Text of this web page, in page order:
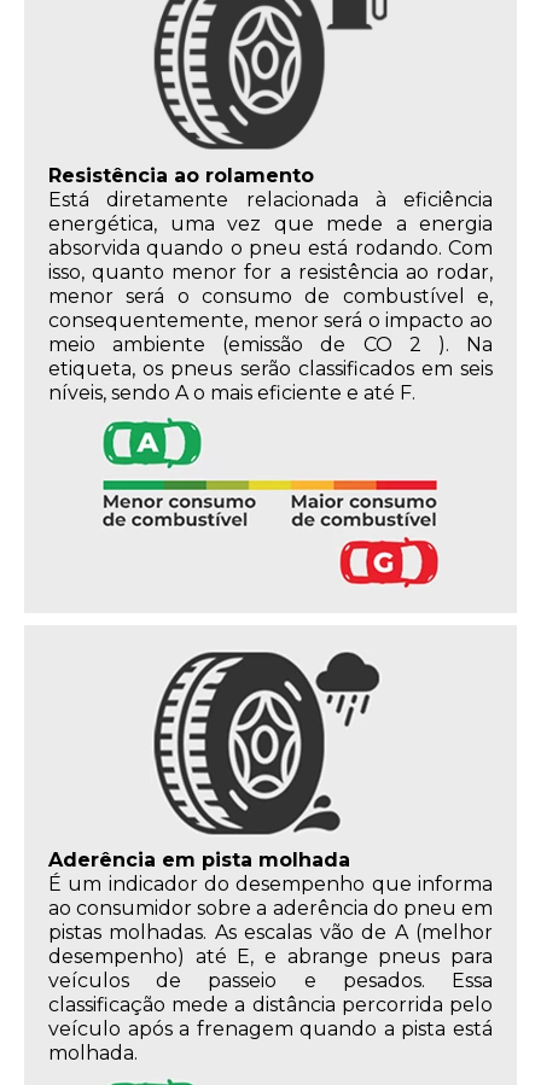
Resistência ao rolamento
Está diretamente relacionada à eficiência
energética, uma vez que mede a energia
absorvida quando o pneu está rodando. Com
isso, quanto menor for a resistência ao rodar,
menor será o consumo de combustível e,
consequentemente, menor será o impacto ao
meio ambiente (emissão de CO 2 ). Na
etiqueta, os pneus serão classificados em seis
níveis, sendo A o mais eficiente e até F.
Aderência em pista molhada
É um indicador do desempenho que informa
ao consumidor sobre a aderência do pneu em
pistas molhadas. As escalas vão de A (melhor
desempenho) até E, e abrange pneus para
veículos de passeio e pesados. Essa
classificação mede a distância percorrida pelo
veículo após a frenagem quando a pista está
molhada.